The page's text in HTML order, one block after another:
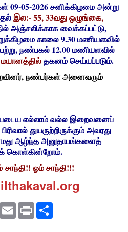
09-05-2026 சனிக்கிழமை அன்று
இல:- 55, 33வது ஒழுங்கை,
அஞ்சலிக்காக வைக்கப்பட்டு,
காலை 9.30 மணியளவில்
நண்பகல் 12.00 மணியளவில்
தகனம் செய்யப்படும்.
நண்பர்கள் அனைவரும்
எல்லாம் வல்ல இறைவனைப்
துயருற்றிருக்கும் அவரது
எமது ஆழ்ந்த அனுதாபங்களைத்
கொள்கின்றோம்.
ஓம் சாந்தி!!!
WhatsApp
Email Print